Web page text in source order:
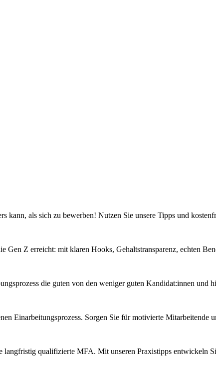
kann, als sich zu bewerben! Nutzen Sie unsere Tipps und
Gen Z erreicht: mit klaren Hooks, Gehaltstransparenz, echten
die guten von den weniger guten Kandidat:innen und
Einarbeitungsprozess. Sorgen Sie für motivierte Mitarbeitende
qualifizierte MFA. Mit unseren Praxistipps entwickeln